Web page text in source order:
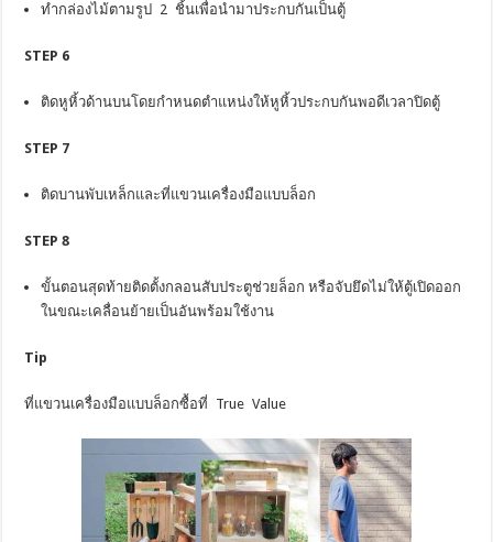
ทำกล่องไม้ตามรูป 2 ชิ้นเพื่อนำมาประกบกันเป็นตู้
STEP 6
ติดหูหิ้วด้านบนโดยกำหนดตำแหน่งให้หูหิ้วประกบกันพอดีเวลาปิดตู้
STEP 7
ติดบานพับเหล็กและที่แขวนเครื่องมือแบบล็อก
STEP 8
ขั้นตอนสุดท้ายติดตั้งกลอนสับประตูช่วยล็อก หรือจับยึดไม่ให้ตู้เปิดออก
ในขณะเคลื่อนย้ายเป็นอันพร้อมใช้งาน
Tip
ที่แขวนเครื่องมือแบบล็อกซื้อที่ True Value